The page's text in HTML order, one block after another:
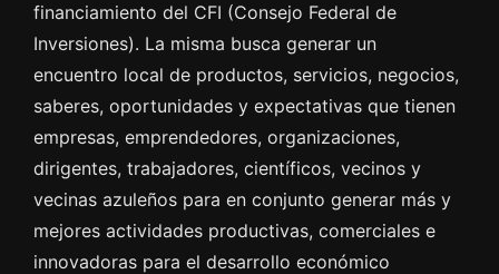
financiamiento del CFI (Consejo Federal de
Inversiones). La misma busca generar un
encuentro local de productos, servicios, negocios,
saberes, oportunidades y expectativas que tienen
empresas, emprendedores, organizaciones,
dirigentes, trabajadores, científicos, vecinos y
vecinas azuleños para en conjunto generar más y
mejores actividades productivas, comerciales e
innovadoras para el desarrollo económico